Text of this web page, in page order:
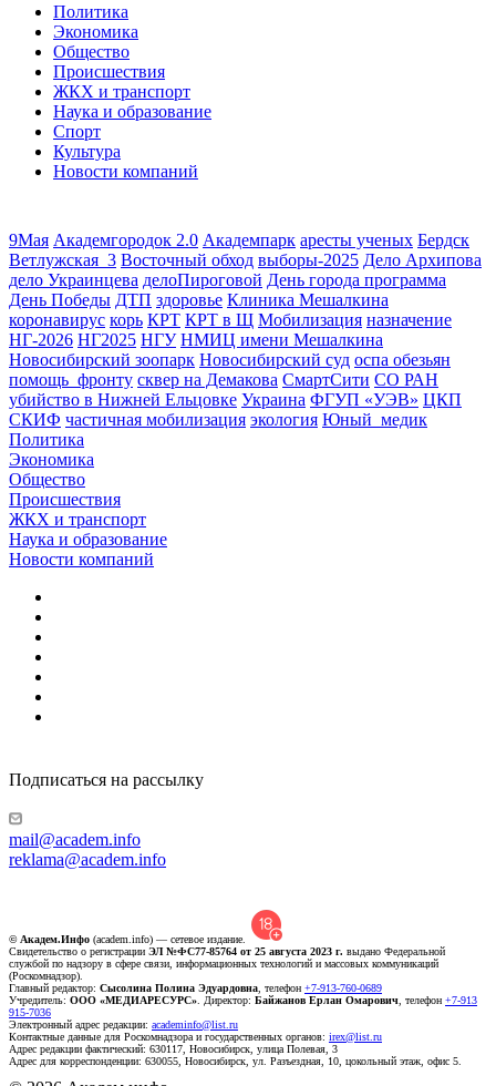
Политика
Экономика
Общество
Происшествия
ЖКХ и транспорт
Наука и образование
Спорт
Культура
Новости компаний
9Мая Академгородок 2.0 Академпарк аресты ученых Бердск
Ветлужская_3 Восточный обход выборы-2025 Дело Архипова
дело Украинцева делоПироговой День города программа
День Победы ДТП здоровье Клиника Мешалкина
коронавирус корь КРТ КРТ в Щ Мобилизация назначение
НГ-2026 НГ2025 НГУ НМИЦ имени Мешалкина
Новосибирский зоопарк Новосибирский суд оспа обезьян
помощь_фронту сквер на Демакова СмартСити СО РАН
убийство в Нижней Ельцовке Украина ФГУП «УЭВ» ЦКП
СКИФ частичная мобилизация экология Юный_медик
Политика
Экономика
Общество
Происшествия
ЖКХ и транспорт
Наука и образование
Новости компаний
Подписаться на рассылку
mail@academ.info
reklama@academ.info
© Академ.Инфо (academ.info) — сетевое издание.
Свидетельство о регистрации ЭЛ №ФС77-85764 от 25 августа 2023 г. выдано Федеральной
службой по надзору в сфере связи, информационных технологий и массовых коммуникаций
(Роскомнадзор).
Главный редактор: Сысолина Полина Эдуардовна , телефон +7-913-760-0689
Учредитель: ООО «МЕДИАРЕСУРС» . Директор: Байжанов Ерлан Омарович , телефон +7-913
915-7036
Электронный адрес редакции: academinfo@list.ru
Контактные данные для Роскомнадзора и государственных органов: irex@list.ru
Адрес редакции фактический: 630117, Новосибирск, улица Полевая, 3
Адрес для корреспонденции: 630055, Новосибирск, ул. Разъездная, 10, цокольный этаж, офис 5.